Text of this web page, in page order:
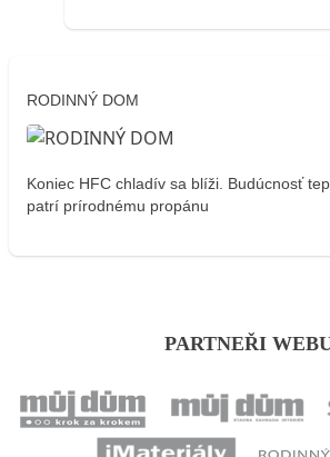
RODINNÝ DOM
Koniec HFC chladív sa blíži. Budúcnosť
patrí prírodnému propánu
PARTNEŘI